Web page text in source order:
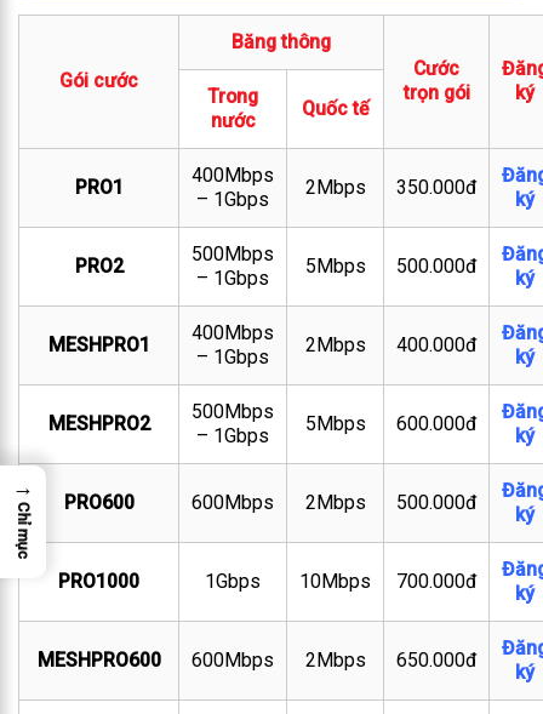
Gói cước
Băng thông
Cước
trọn gói
ký
Trong
nước
Quốc tế
PRO1
400Mbps
– 1Gbps
2Mbps 350.000đ
ký
PRO2
500Mbps
– 1Gbps
5Mbps 500.000đ
ký
MESHPRO1
400Mbps
– 1Gbps
2Mbps 400.000đ
ký
MESHPRO2
500Mbps
– 1Gbps
5Mbps 600.000đ
ký
PRO600 600Mbps 2Mbps 500.000đ
ký
PRO1000 1Gbps 10Mbps 700.000đ
ký
MESHPRO600 600Mbps 2Mbps 650.000đ
ký
→
Chỉ mục